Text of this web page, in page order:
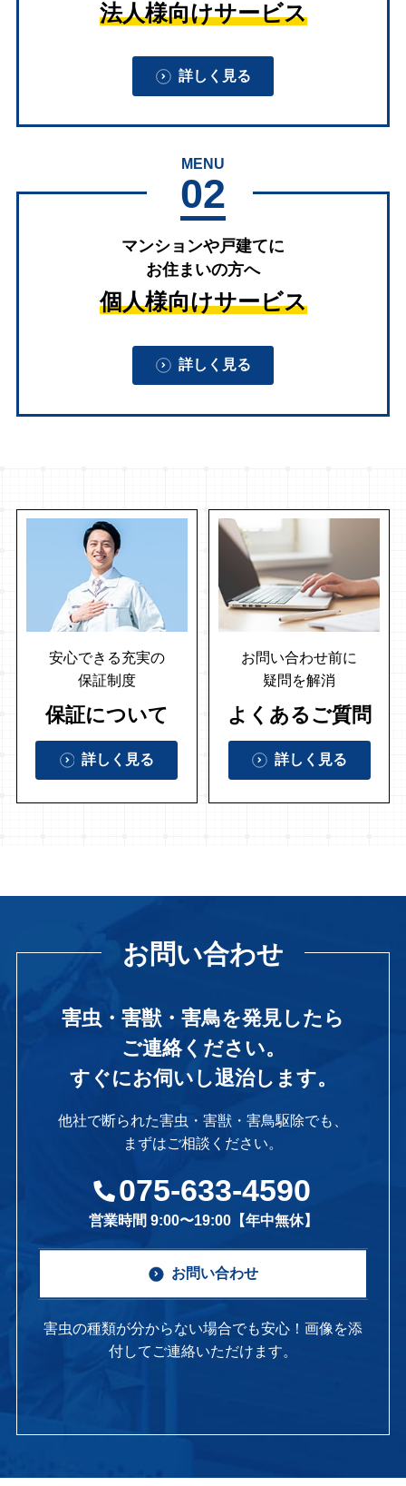
法人様向けサービス
詳しく見る
MENU
02
マンションや戸建てに
お住まいの方へ
個人様向けサービス
詳しく見る
安心できる充実の
保証制度
保証について
詳しく見る
お問い合わせ前に
疑問を解消
よくあるご質問
詳しく見る
お問い合わせ
害虫・害獣・害鳥を発見したら
ご連絡ください。
すぐにお伺いし退治します。
他社で断られた害虫・害獣・害鳥駆除でも、
まずはご相談ください。
075-633-4590
営業時間 9:00〜19:00【年中無休】
お問い合わせ
害虫の種類が分からない場合でも安心！画像を添
付してご連絡いただけます。